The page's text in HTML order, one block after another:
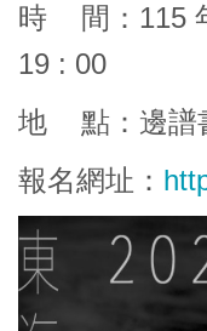
時 間：115
19 : 00
地 點：邊譜
報名網址：